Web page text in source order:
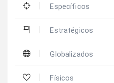
Específicos
Estratégicos
Globalizados
Físicos